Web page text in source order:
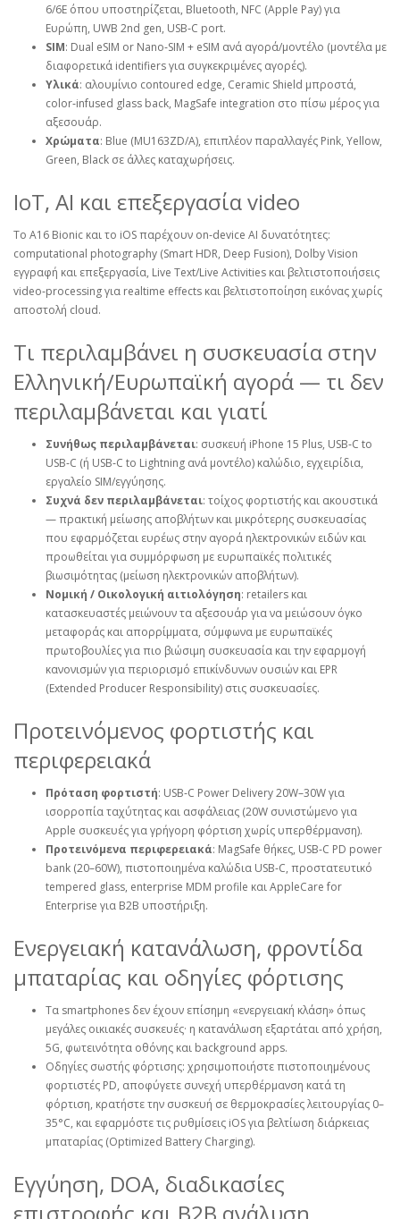
6/6E όπου υποστηρίζεται, Bluetooth, NFC (Apple Pay) για
Ευρώπη, UWB 2nd gen, USB‑C port.
SIM: Dual eSIM or Nano‑SIM + eSIM ανά αγορά/μοντέλο (μοντέλα με
διαφορετικά identifiers για συγκεκριμένες αγορές).
Υλικά: αλουμίνιο contoured edge, Ceramic Shield μπροστά,
color‑infused glass back, MagSafe integration στο πίσω μέρος για
αξεσουάρ.
Χρώματα: Blue (MU163ZD/A), επιπλέον παραλλαγές Pink, Yellow,
Green, Black σε άλλες καταχωρήσεις.
IoT, AI και επεξεργασία video
Το A16 Bionic και το iOS παρέχουν on‑device AI δυνατότητες:
computational photography (Smart HDR, Deep Fusion), Dolby Vision
εγγραφή και επεξεργασία, Live Text/Live Activities και βελτιστοποιήσεις
video‑processing για realtime effects και βελτιστοποίηση εικόνας χωρίς
αποστολή cloud.
Τι περιλαμβάνει η συσκευασία στην
Ελληνική/Ευρωπαϊκή αγορά — τι δεν
περιλαμβάνεται και γιατί
Συνήθως περιλαμβάνεται: συσκευή iPhone 15 Plus, USB‑C to
USB‑C (ή USB‑C to Lightning ανά μοντέλο) καλώδιο, εγχειρίδια,
εργαλείο SIM/εγγύησης.
Συχνά δεν περιλαμβάνεται: τοίχoς φορτιστής και ακουστικά
— πρακτική μείωσης αποβλήτων και μικρότερης συσκευασίας
που εφαρμόζεται ευρέως στην αγορά ηλεκτρονικών ειδών και
προωθείται για συμμόρφωση με ευρωπαϊκές πολιτικές
βιωσιμότητας (μείωση ηλεκτρονικών αποβλήτων).
Νομική / Οικολογική αιτιολόγηση: retailers και
κατασκευαστές μειώνουν τα αξεσουάρ για να μειώσουν όγκο
μεταφοράς και απορρίμματα, σύμφωνα με ευρωπαϊκές
πρωτοβουλίες για πιο βιώσιμη συσκευασία και την εφαρμογή
κανονισμών για περιορισμό επικίνδυνων ουσιών και EPR
(Extended Producer Responsibility) στις συσκευασίες.
Προτεινόμενος φορτιστής και
περιφερειακά
Πρόταση φορτιστή: USB‑C Power Delivery 20W–30W για
ισορροπία ταχύτητας και ασφάλειας (20W συνιστώμενο για
Apple συσκευές για γρήγορη φόρτιση χωρίς υπερθέρμανση).
Προτεινόμενα περιφερειακά: MagSafe θήκες, USB‑C PD power
bank (20–60W), πιστοποιημένα καλώδια USB‑C, προστατευτικό
tempered glass, enterprise MDM profile και AppleCare for
Enterprise για B2B υποστήριξη.
Ενεργειακή κατανάλωση, φροντίδα
μπαταρίας και οδηγίες φόρτισης
Τα smartphones δεν έχουν επίσημη «ενεργειακή κλάση» όπως
μεγάλες οικιακές συσκευές· η κατανάλωση εξαρτάται από χρήση,
5G, φωτεινότητα οθόνης και background apps.
Οδηγίες σωστής φόρτισης: χρησιμοποιήστε πιστοποιημένους
φορτιστές PD, αποφύγετε συνεχή υπερθέρμανση κατά τη
φόρτιση, κρατήστε την συσκευή σε θερμοκρασίες λειτουργίας 0–
35°C, και εφαρμόστε τις ρυθμίσεις iOS για βελτίωση διάρκειας
μπαταρίας (Optimized Battery Charging).
Εγγύηση, DOA, διαδικασίες
επιστροφής και B2B ανάλυση